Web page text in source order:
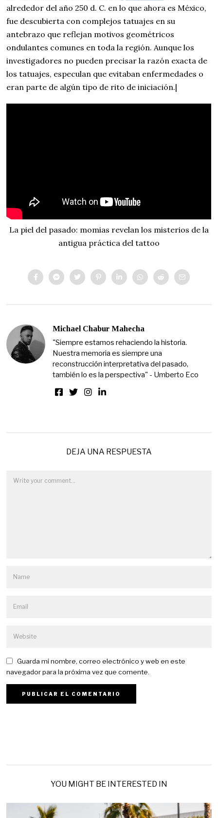
alrededor del año 250 d. C. en lo que ahora es México,
fue descubierta con complejos tatuajes en su
antebrazo que reflejan motivos geométricos
ondulantes comunes en toda la región. Aunque los
investigadores no pueden precisar la razón exacta de
los tatuajes, especulan que evitaban enfermedades o
eran parte de algún tipo de rito de iniciación.|
La piel del pasado: momias revelan los misterios de la
antigua práctica del tattoo
Michael Chabur Mahecha
"Siempre estamos rehaciendo la historia.
Nuestra memoria es siempre una
reconstrucción interpretativa del pasado,
también lo es la perspectiva" - Umberto Eco
DEJA UNA RESPUESTA
Guarda mi nombre, correo electrónico y web en este
navegador para la próxima vez que comente.
YOU MIGHT BE INTERESTED IN